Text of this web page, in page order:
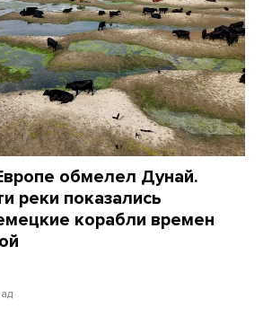
обмелел Дунай.
реки показались
корабли времен